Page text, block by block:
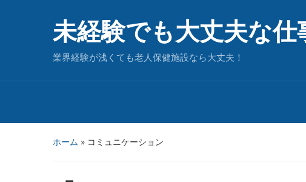
未経験でも大丈夫な仕
業界経験が浅くても老人保健施設なら大丈夫！
ホーム » コミュニケーション